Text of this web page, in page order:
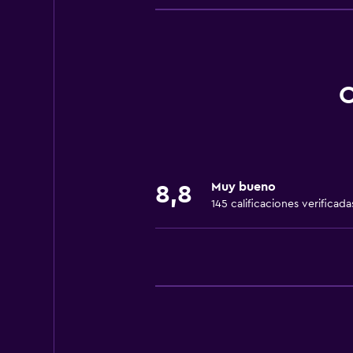
Dispositivo hotspot móvil
Calefacción
Toallas
8,8 Muy bueno
145 calificaciones